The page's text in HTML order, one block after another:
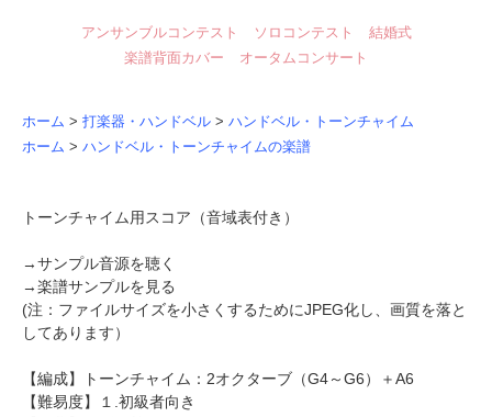
アンサンブルコンテスト ソロコンテスト
結婚式
楽譜背面カバー
オータムコンサート
ホーム > 打楽器・ハンドベル > ハンドベル・トーンチャイム
ホーム > ハンドベル・トーンチャイムの楽譜
トーンチャイム用スコア（音域表付き）
→サンプル音源を聴く
→楽譜サンプルを見る
(注：ファイルサイズを小さくするためにJPEG化し、画質を落と
してあります）
【編成】 トーンチャイム ：2オクターブ（G4～G6）＋A6
【難易度】１.初級者向き